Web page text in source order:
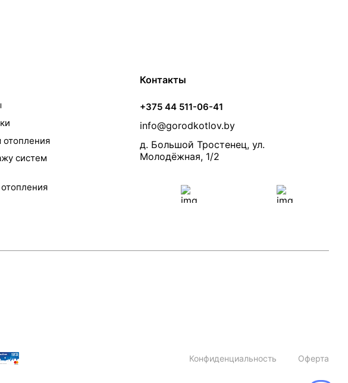
систем
Контакты
+375 44 511-06-41
info@gorodkotlov.by
д. Большой Тростенец, ул.
Молодёжная, 1/2
Конфиденциальность Оферта